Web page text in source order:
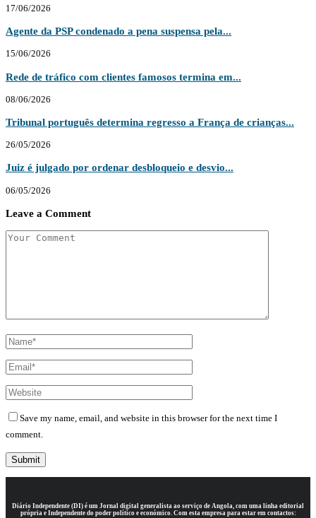
17/06/2026
Agente da PSP condenado a pena suspensa pela...
15/06/2026
Rede de tráfico com clientes famosos termina em...
08/06/2026
Tribunal português determina regresso a França de crianças...
26/05/2026
Juiz é julgado por ordenar desbloqueio e desvio...
06/05/2026
Leave a Comment
Save my name, email, and website in this browser for the next time I
comment.
Diário Independente (DI) é um Jornal digital generalista ao serviço de Angola, com uma linha editorial
própria e Independente do poder político e económico. Com esta empresa para estar em contactos: